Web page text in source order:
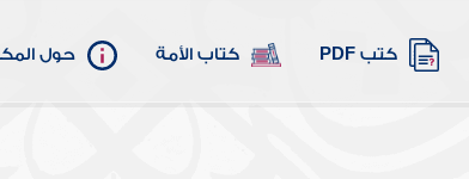
كتب PDF كتاب الأمة حول